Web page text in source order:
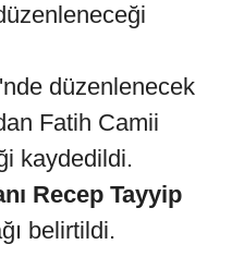
düzenlenecek
Fatih Camii
kaydedildi.
Recep Tayyip
belirtildi.